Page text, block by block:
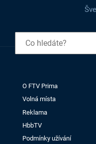
O FTV Prima
Volná místa
Reklama
HbbTV
Podmínky užívání